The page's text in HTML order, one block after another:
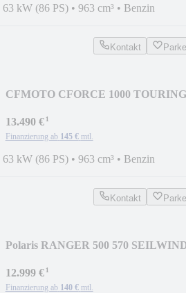
63 kW (86 PS) • 963 cm³ • Benzin
Kontakt
CFMOTO CFORCE 1000 TOURING
13.490 €¹
Finanzierung ab 145 € mtl.
63 kW (86 PS) • 963 cm³ • Benzin
Kontakt
Polaris RANGER 500 570
12.999 €¹
Finanzierung ab 140 € mtl.